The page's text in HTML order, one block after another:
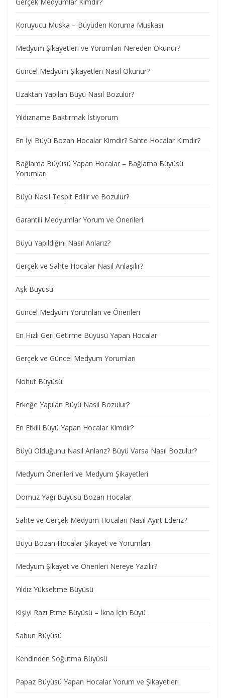
Koruyucu Muska – Büyüden Koruma Muskası
Medyum Şikayetleri ve Yorumları Nereden Okunur?
Güncel Medyum Şikayetleri Nasıl Okunur?
Uzaktan Yapılan Büyü Nasıl Bozulur?
Yıldızname Baktırmak İstiyorum
En İyi Büyü Bozan Hocalar Kimdir? Sahte Hocalar Kimdir?
Bağlama Büyüsü Yapan Hocalar – Bağlama Büyüsü
Yorumları
Büyü Nasıl Tespit Edilir ve Bozulur?
Garantili Medyumlar Yorum ve Önerileri
Büyü Yapıldığını Nasıl Anlarız?
Gerçek ve Sahte Hocalar Nasıl Anlaşılır?
Aşk Büyüsü
Güncel Medyum Yorumları ve Önerileri
En Hızlı Geri Getirme Büyüsü Yapan Hocalar
Gerçek ve Güncel Medyum Yorumları
Nohut Büyüsü
Erkeğe Yapılan Büyü Nasıl Bozulur?
En Etkili Büyü Yapan Hocalar Kimdir?
Büyü Olduğunu Nasıl Anlarız? Büyü Varsa Nasıl Bozulur?
Medyum Önerileri ve Medyum Şikayetleri
Domuz Yağı Büyüsü Bozan Hocalar
Sahte ve Gerçek Medyum Hocaları Nasıl Ayırt Ederiz?
Büyü Bozan Hocalar Şikayet ve Yorumları
Medyum Şikayet ve Önerileri Nereye Yazılır?
Yıldız Yükseltme Büyüsü
Kişiyi Razı Etme Büyüsü – İkna İçin Büyü
Sabun Büyüsü
Kendinden Soğutma Büyüsü
Papaz Büyüsü Yapan Hocalar Yorum ve Şikayetleri